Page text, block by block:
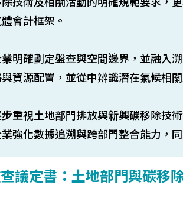
技術及相關活動的明確規範要求，
會計框架。
明確劃定盤查與空間邊界，並融入
資源配置，並從中辨識潛在氣候相關
重視土地部門排放與新興碳移除技
強化數據追溯與跨部門整合能力，
議定書：土地部門與碳移